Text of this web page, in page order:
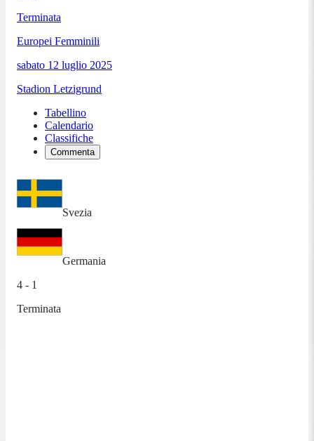
Terminata
Europei Femminili
sabato 12 luglio 2025
Stadion Letzigrund
Tabellino
Calendario
Classifiche
Commenta
Svezia
Germania
4 - 1
Terminata